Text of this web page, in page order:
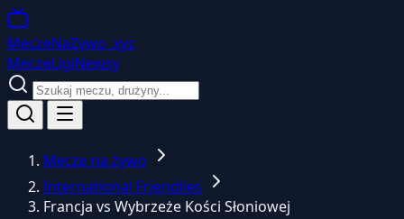
MeczeNaZywo .xyz
MeczeLigiNewsy
Mecze na żywo
International Friendlies
Francja vs Wybrzeże Kości Słoniowej